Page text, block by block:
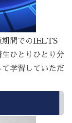
期間でのIELTS
ひとりひとり分
学習していただ